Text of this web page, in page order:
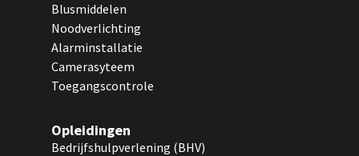
Blusmiddelen
Noodverlichting
Alarminstallatie
Camerasyteem
Toegangscontrole
Opleidingen
Bedrijfshulpverlening (BHV)